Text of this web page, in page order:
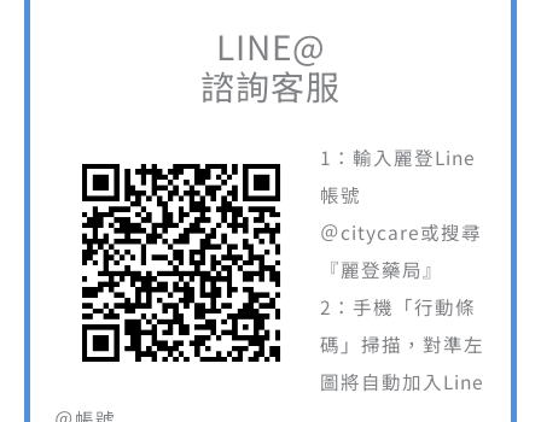
LINE@
諮詢客服
1：輸入麗登Line
帳號
＠citycare或搜尋
『麗登藥局』
2：手機「行動條
碼」掃描，對準左
圖將自動加入Line